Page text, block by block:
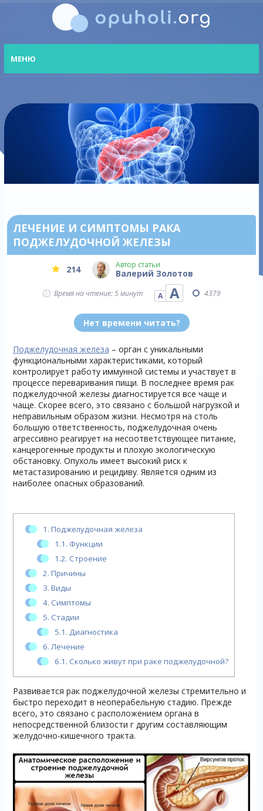
МЕНЮ
ЛЕЧЕНИЕ И СИМПТОМЫ РАКА
ПОДЖЕЛУДОЧНОЙ ЖЕЛЕЗЫ
214 Автор статьи
Валерий Золотов
Время на чтение: 5 минут А А 4379
Нет времени читать?
Поджелудочная железа – орган с уникальными
функциональными характеристиками, который
контролирует работу иммунной системы и участвует в
процессе переваривания пищи. В последнее время рак
поджелудочной железы диагностируется все чаще и
чаще. Скорее всего, это связано с большой нагрузкой и
неправильным образом жизни. Несмотря на столь
большую ответственность, поджелудочная очень
агрессивно реагирует на несоответствующее питание,
канцерогенные продукты и плохую экологическую
обстановку. Опухоль имеет высокий риск к
метастазированию и рецидиву. Является одним из
наиболее опасных образований.
1. Поджелудочная железа
1.1. Функции
1.2. Строение
2. Причины
3. Виды
4. Симптомы
5. Стадии
5.1. Диагностика
6. Лечение
6.1. Сколько живут при раке поджелудочной?
Развивается рак поджелудочной железы стремительно и
быстро переходит в неоперабельную стадию. Прежде
всего, это связано с расположением органа в
непосредственной близости г другим составляющим
желудочно-кишечного тракта.